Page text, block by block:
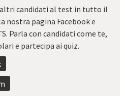
candidati al test in tutto il
nostra pagina Facebook e
Parla con candidati come te,
e partecipa ai quiz.